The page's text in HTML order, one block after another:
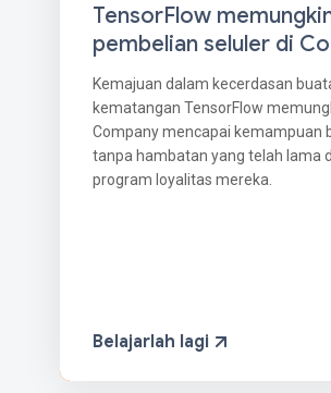
TensorFlow
pembelian seluler di
Kemajuan dalam kecerdasan
kematangan TensorFlow
Company mencapai kemampuan
tanpa hambatan yang telah lama
program loyalitas mereka.
Belajarlah lagi